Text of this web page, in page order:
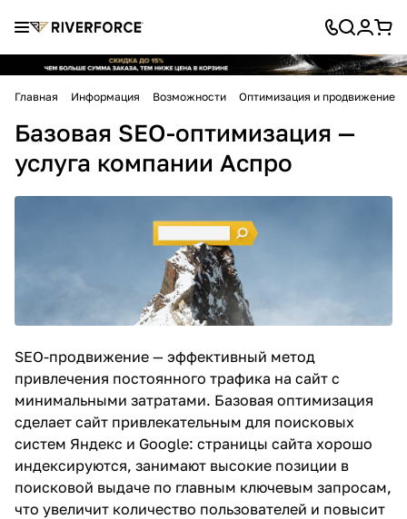
Главная Информация Возможности Оптимизация и продвижение
Базовая SEO-оптимизация —
услуга компании Аспро
SEO-продвижение — эффективный метод
привлечения постоянного трафика на сайт с
минимальными затратами. Базовая оптимизация
сделает сайт привлекательным для поисковых
систем Яндекс и Google: страницы сайта хорошо
индексируются, занимают высокие позиции в
поисковой выдаче по главным ключевым запросам,
что увеличит количество пользователей и повысит